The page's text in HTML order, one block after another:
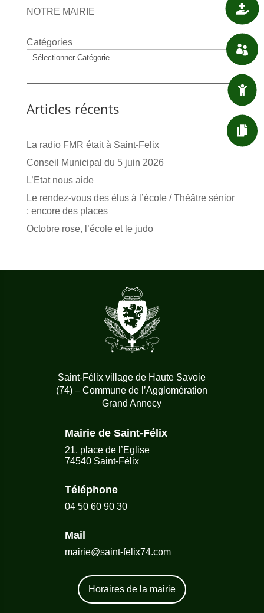


ASSOCIATIONS


NOTRE MAIRIE
Catégories
Articles récents
La radio FMR était à Saint-Felix
Conseil Municipal du 5 juin 2026
L’Etat nous aide
Le rendez-vous des élus à l’école / Théâtre sénior
: encore des places
Octobre rose, l’école et le judo
Saint-Félix village de Haute Savoie
(74) – Commune de l’Agglomération
Grand Annecy
Mairie de Saint-Félix
21, place de l’Eglise
74540 Saint-Félix
Téléphone
04 50 60 90 30
Mail
mairie@saint-felix74.com
Horaires de la mairie